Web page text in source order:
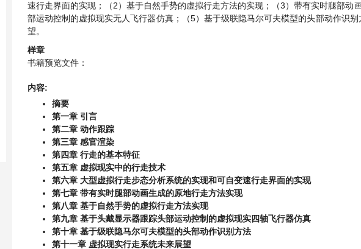
速行走界面的实现；（2）基于自然手势的虚拟行走方法的实现；（3）带有实时腿部动
部运动控制的虚拟现实无人飞行器仿真；（5）基于级联隐马尔可夫模型的头部动作识
望。
样章
书籍预览文件：
内容:
摘要
第一章 引言
第二章 动作跟踪
第三章 感官渲染
第四章 行走的基本特征
第五章 虚拟现实中的行走技术
第六章 大型虚拟行走步态分析系统的实现和可自变速行走界面的实现
第七章 带有实时腿部动画生成的原地行走方法实现
第八章 基于自然手势的虚拟行走方法实现
第九章 基于头戴显示器跟踪头部运动控制的虚拟现实四轴飞行器仿真
第十章 基于级联隐马尔可夫模型的头部动作识别方法
第十一章 虚拟现实行走系统未来展望